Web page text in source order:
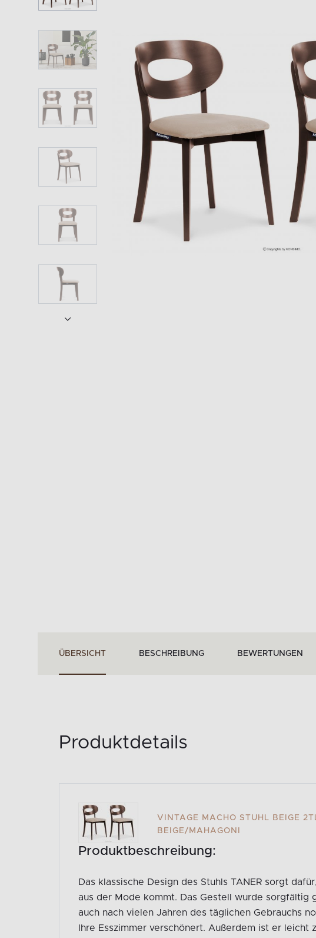
ÜBERSICHT BESCHREIBUNG BEWERTUNGEN
Produktdetails
VINTAGE MACHO STUHL BEIGE
BEIGE/MAHAGONI
Produktbeschreibung:
Das klassische Design des Stuhls TANER sorgt
aus der Mode kommt. Das Gestell wurde sorgfältig
auch nach vielen Jahren des täglichen Gebrauchs
Ihre Esszimmer verschönert. Außerdem ist er leicht